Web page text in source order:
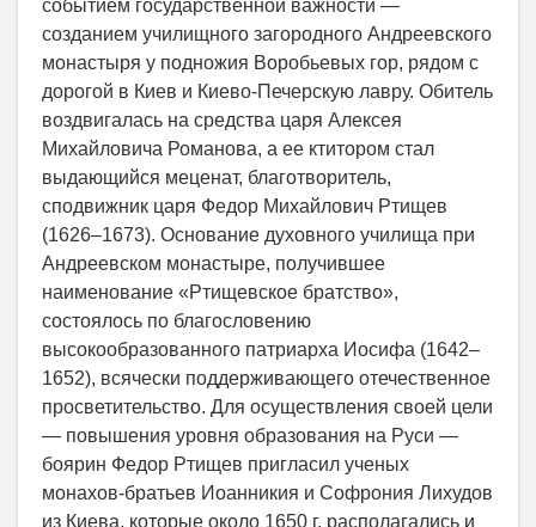
событием государственной важности —
созданием училищного загородного Андреевского
монастыря у подножия Воробьевых гор, рядом с
дорогой в Киев и Киево-Печерскую лавру. Обитель
воздвигалась на средства царя Алексея
Михайловича Романова, а ее ктитором стал
выдающийся меценат, благотворитель,
сподвижник царя Федор Михайлович Ртищев
(1626–1673). Основание духовного училища при
Андреевском монастыре, получившее
наименование «Ртищевское братство»,
состоялось по благословению
высокообразованного патриарха Иосифа (1642–
1652), всячески поддерживающего отечественное
просветительство. Для осуществления своей цели
— повышения уровня образования на Руси —
боярин Федор Ртищев пригласил ученых
монахов-братьев Иоанникия и Софрония Лихудов
из Киева, которые около 1650 г. располагались и